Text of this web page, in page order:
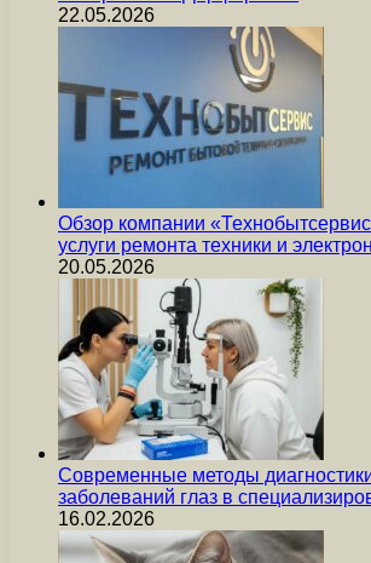
22.05.2026
Обзор компании
услуги ремонта техники и
20.05.2026
Современные методы
заболеваний глаз в
16.02.2026